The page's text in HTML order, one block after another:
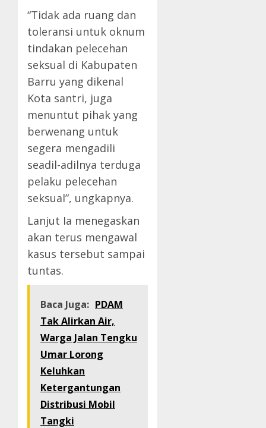
“Tidak ada ruang dan
toleransi untuk oknum
tindakan pelecehan
seksual di Kabupaten
Barru yang dikenal
Kota santri, juga
menuntut pihak yang
berwenang untuk
segera mengadili
seadil-adilnya terduga
pelaku pelecehan
seksual”, ungkapnya.
Lanjut Ia menegaskan
akan terus mengawal
kasus tersebut sampai
tuntas.
Baca Juga: PDAM
Tak Alirkan Air,
Warga Jalan Tengku
Umar Lorong
Keluhkan
Ketergantungan
Distribusi Mobil
Tangki